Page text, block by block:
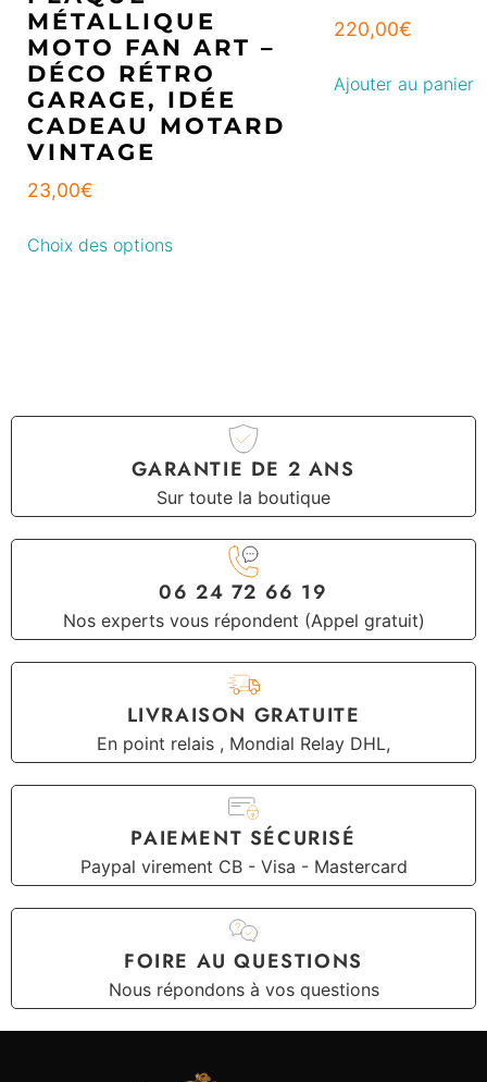
MÉTALLIQUE
MOTO FAN ART –
DÉCO RÉTRO
GARAGE, IDÉE
CADEAU MOTARD
VINTAGE
23,00€
Choix des options
220,00€
Ajouter au panier
GARANTIE DE 2 ANS
Sur toute la boutique
06 24 72 66 19
Nos experts vous répondent (Appel gratuit)
LIVRAISON GRATUITE
En point relais , Mondial Relay DHL,
PAIEMENT SÉCURISÉ
Paypal virement CB - Visa - Mastercard
FOIRE AU QUESTIONS
Nous répondons à vos questions